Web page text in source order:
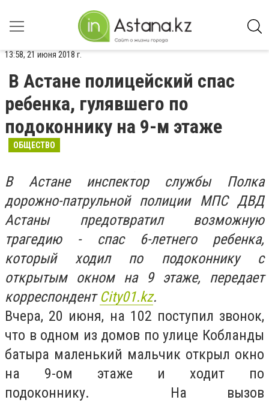
13:58, 21 июня 2018 г.
В Астане полицейский спас
ребенка, гулявшего по
подоконнику на 9-м этаже
ОБЩЕСТВО
В Астане инспектор службы Полка
дорожно-патрульной полиции МПС ДВД
Астаны предотвратил возможную
трагедию - спас 6-летнего ребенка,
который ходил по подоконнику с
открытым окном на 9 этаже, передает
корреспондентСity01.kz.
Вчера, 20 июня, на 102 поступил звонок,
что в одном из домов по улице Кобланды
батыра маленький мальчик открыл окно
на 9-ом этаже и ходит по
подоконнику. На вызов